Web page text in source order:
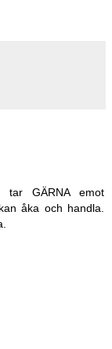
tar GÄRNA emot
åka och handla.